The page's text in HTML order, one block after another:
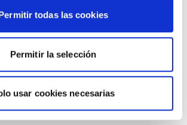
todas las cookies
Permitir la selección
usar cookies necesarias